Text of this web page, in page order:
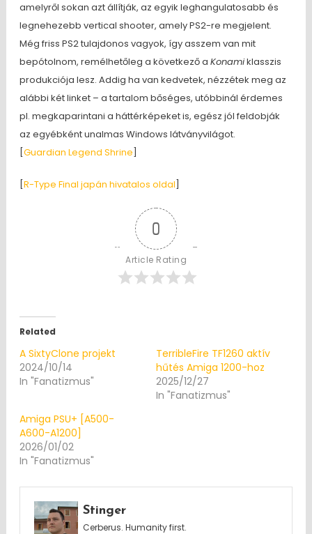
amelyről sokan azt állítják, az egyik leghangulatosabb és
legnehezebb vertical shooter, amely PS2-re megjelent.
Még friss PS2 tulajdonos vagyok, így asszem van mit
bepótolnom, remélhetőleg a következő a Konamiklasszis
produkciója lesz. Addig ha van kedvetek, nézzétek meg az
alábbi két linket – a tartalom bőséges, utóbbinál érdemes
pl. megkaparintani a háttérképeket is, egész jól feldobják
az egyébként unalmas Windows látványvilágot.
[Guardian Legend Shrine]
[R-Type Final japán hivatalos oldal]
0
Article Rating
Related
A SixtyClone projekt
2024/10/14
In "Fanatizmus"
TerribleFire TF1260 aktív
hűtés Amiga 1200-hoz
2025/12/27
In "Fanatizmus"
Amiga PSU+ [A500-
A600-A1200]
2026/01/02
In "Fanatizmus"
Stinger
Cerberus. Humanity first.